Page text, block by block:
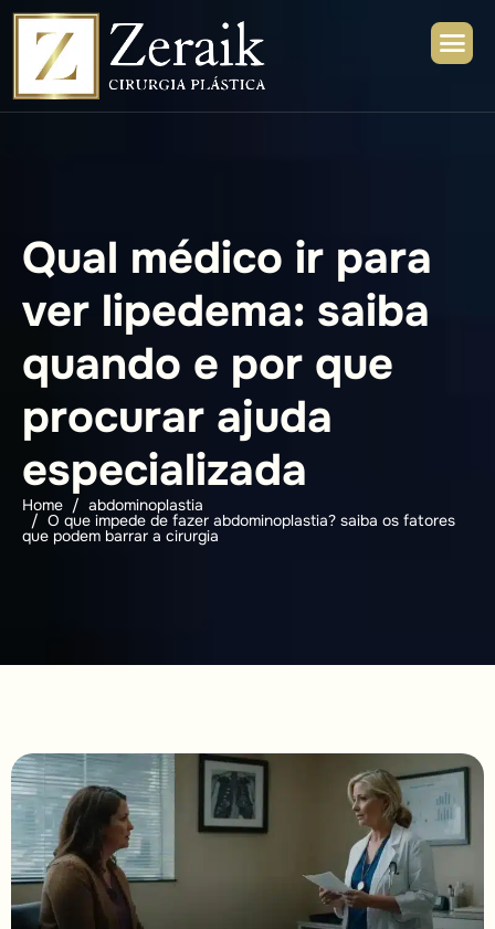
Qual médico ir para
ver lipedema: saiba
quando e por que
procurar ajuda
especializada
Home abdominoplastia
O que impede de fazer abdominoplastia? saiba os fatores
que podem barrar a cirurgia